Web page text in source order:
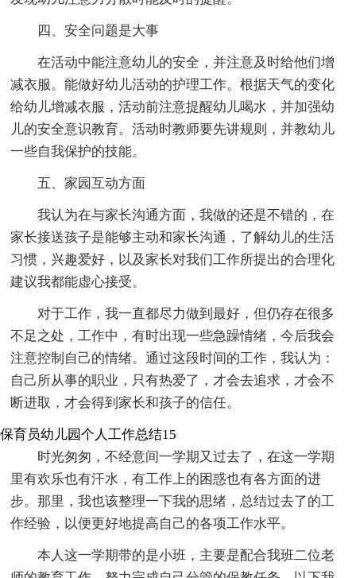
四、安全问题是大事
在活动中能注意幼儿的安全，并注意及时给他们增
减衣服。能做好幼儿活动的护理工作。根据天气的变化
给幼儿增减衣服，活动前注意提醒幼儿喝水，并加强幼
儿的安全意识教育。活动时教师要先讲规则，并教幼儿
一些自我保护的技能。
五、家园互动方面
我认为在与家长沟通方面，我做的还是不错的，在
家长接送孩子是能够主动和家长沟通，了解幼儿的生活
习惯，兴趣爱好，以及家长对我们工作所提出的合理化
建议我都能虚心接受。
对于工作，我一直都尽力做到最好，但仍存在很多
不足之处，工作中，有时出现一些急躁情绪，今后我会
注意控制自己的情绪。通过这段时间的工作，我认为：
自己所从事的职业，只有热爱了，才会去追求，才会不
断进取，才会得到家长和孩子的信任。
保育员幼儿园个人工作总结15
时光匆匆，不经意间一学期又过去了，在这一学期
里有欢乐也有汗水，有工作上的困惑也有各方面的进
步。那里，我也该整理一下我的思绪，总结过去了的工
作经验，以便更好地提高自己的各项工作水平。
本人这一学期带的是小班，主要是配合我班二位老